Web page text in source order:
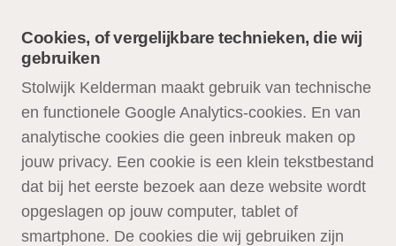
Cookies, of vergelijkbare technieken, die wij
gebruiken
Stolwijk Kelderman maakt gebruik van technische
en functionele Google Analytics-cookies. En van
analytische cookies die geen inbreuk maken op
jouw privacy. Een cookie is een klein tekstbestand
dat bij het eerste bezoek aan deze website wordt
opgeslagen op jouw computer, tablet of
smartphone. De cookies die wij gebruiken zijn